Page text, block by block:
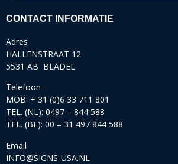
CONTACT INFORMATIE
Adres
HALLENSTRAAT 12
5531 AB BLADEL
Telefoon
MOB. + 31 (0)6 33 711 801
TEL. (NL): 0497 – 844 588
TEL. (BE): 00 – 31 497 844 588
Email
INFO@SIGNS-USA.NL